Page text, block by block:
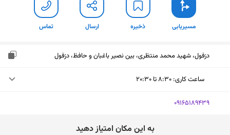
مسیریابی ذخیره ارسال تماس
دزفول، شهید محمد منتظری، بین نصیر باغبان و حافظ، دزفول
ساعت کاری: ۸:۳۰ تا ۲۰:۳۰
دوشنبه (امروز)
‎09165189439
ﺑﻪ اﯾﻦ ﻣﮑﺎن اﻣﺘﯿﺎز دﻫﯿﺪ